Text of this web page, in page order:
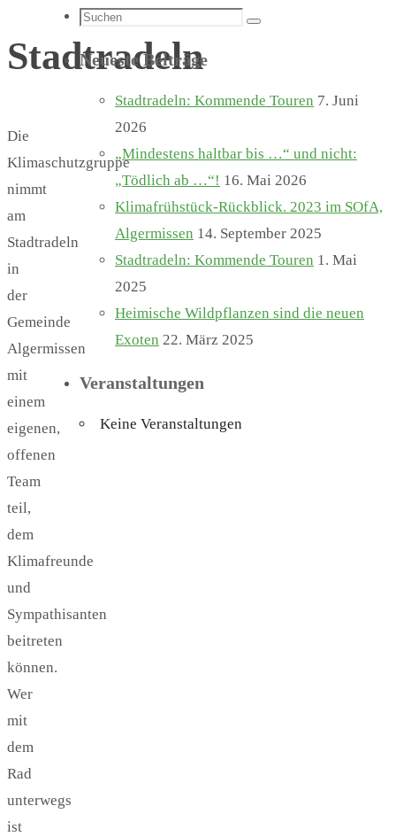
Stadtradeln
Die
Klimaschutzgruppe
nimmt
am
Stadtradeln
in
der
Gemeinde
Algermissen
mit
einem
eigenen,
offenen
Team
teil,
dem
Klimafreunde
und
Sympathisanten
beitreten
können.
Wer
mit
dem
Rad
unterwegs
ist
Suchen
nach:
Suchen
Neueste Beiträge
Stadtradeln: Kommende Touren 7. Juni
2026
„Mindestens haltbar bis …“ und nicht:
„Tödlich ab …“! 16. Mai 2026
Klimafrühstück-Rückblick. 2023 im SOfA,
Algermissen 14. September 2025
Stadtradeln: Kommende Touren 1. Mai
2025
Heimische Wildpflanzen sind die neuen
Exoten 22. März 2025
Veranstaltungen
Keine Veranstaltungen